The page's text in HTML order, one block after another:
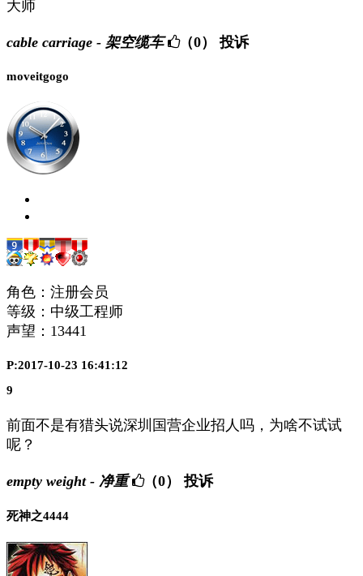
大师
cable carriage - 架空缆车 （0） 投诉
moveitgogo
角色：注册会员
等级：中级工程师
声望： 13441
P:2017-10-23 16:41:12
9
前面不是有猎头说深圳国营企业招人吗，为啥不试试
呢？
empty weight - 净重 （0） 投诉
死神之4444